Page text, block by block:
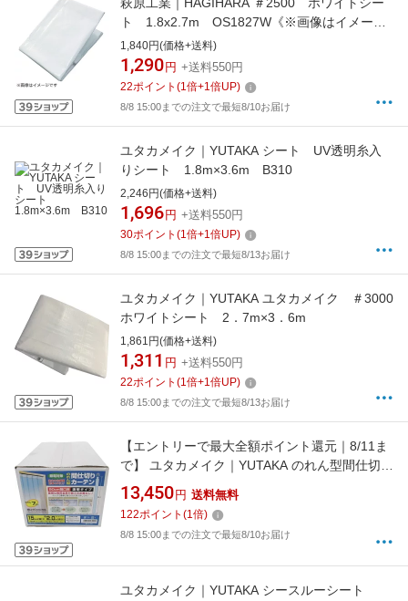
ト 1.8x2.7m OS1827W《※画像はイメージ
です。実際の商品とは異なります》
1,840円(価格+送料)
1,290 円 +送料550円
22ポイント (1倍+1倍UP)
8/8 15:00までの注文で最短8/10お届け
ユタカメイク｜YUTAKA シート UV透明糸入
りシート 1.8m×3.6m B310
2,246円(価格+送料)
1,696 円 +送料550円
30ポイント (1倍+1倍UP)
8/8 15:00までの注文で最短8/13お届け
ユタカメイク｜YUTAKA ユタカメイク ＃3000
ホワイトシート 2．7m×3．6m
1,861円(価格+送料)
1,311 円 +送料550円
22ポイント (1倍+1倍UP)
8/8 15:00までの注文で最短8/13お届け
【エントリーで最大全額ポイント還元｜8/11ま
で】 ユタカメイク｜YUTAKA のれん型間仕切り
カーテン15cmx約2m・7枚 B351
13,450 円 送料無料
122ポイント (1倍)
8/8 15:00までの注文で最短8/10お届け
ユタカメイク｜YUTAKA シースルーシート